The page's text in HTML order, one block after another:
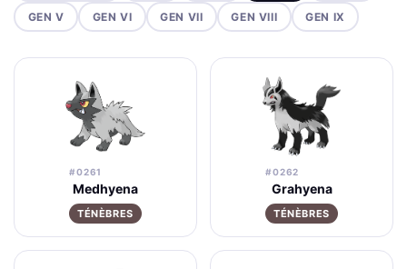
GEN V GEN VI GEN VII GEN VIII GEN IX
#0261
Medhyena
TÉNÈBRES
#0262
Grahyena
TÉNÈBRES